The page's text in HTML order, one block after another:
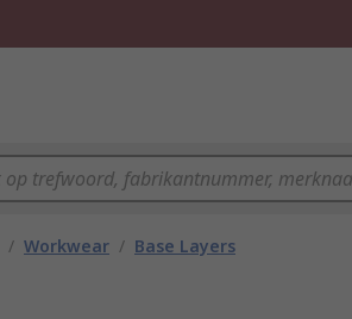
/ Workwear / Base Layers